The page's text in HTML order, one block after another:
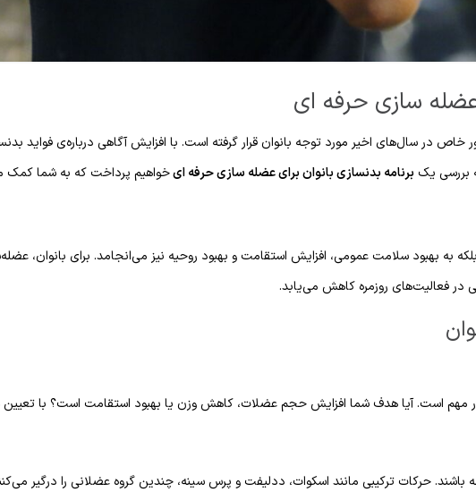
عضله سازی حرفه ای
در سال‌های اخیر مورد توجه بانوان قرار گرفته است. با افزایش آگاهی درباره‌ی فواید
بررسی یک برنامه بدنسازی بانوان برای عضله سازی حرفه ایخواهیم پرداخت که به شما کمک
به بهبود سلامت عمومی، افزایش استقامت و بهبود روحیه نیز می‌انجامد. برای بانوان،
فعالیت‌های روزمره کاهش می‌یابد.
مهم است. آیا هدف شما افزایش حجم عضلات، کاهش وزن یا بهبود استقامت است؟ با تعیین
باشند. حرکات ترکیبی مانند اسکوات، ددلیفت و پرس سینه، چندین گروه عضلانی را درگیر